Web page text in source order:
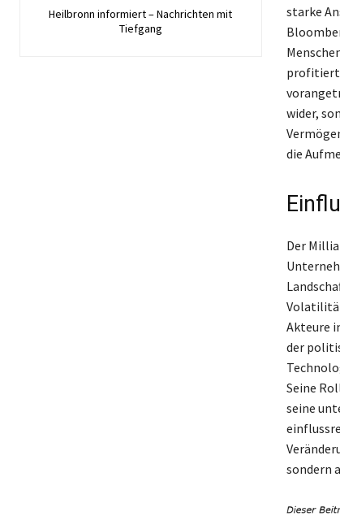
Heilbronn informiert – Nachrichten mit
Tiefgang
starke
wider,
die
Der
Akteure
der
Seine
seine
sondern